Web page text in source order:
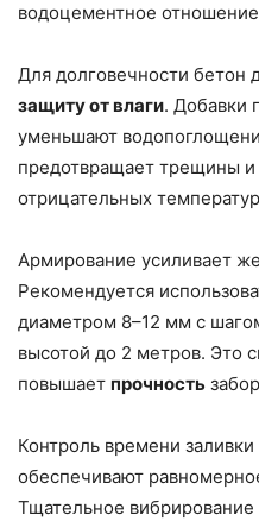
водоцементное
Для долговечности бетон
защиту от влаги. Добавки
уменьшают
предотвращает трещины
отрицательных
Армирование усиливает
Рекомендуется
диаметром 8–12 мм с
высотой до 2 метров. Это
повышает прочность
Контроль времени
обеспечивают
Тщательное